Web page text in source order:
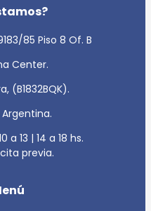
85 Piso 8 Of. B
Center.
13 | 14 a 18 hs.
previa.